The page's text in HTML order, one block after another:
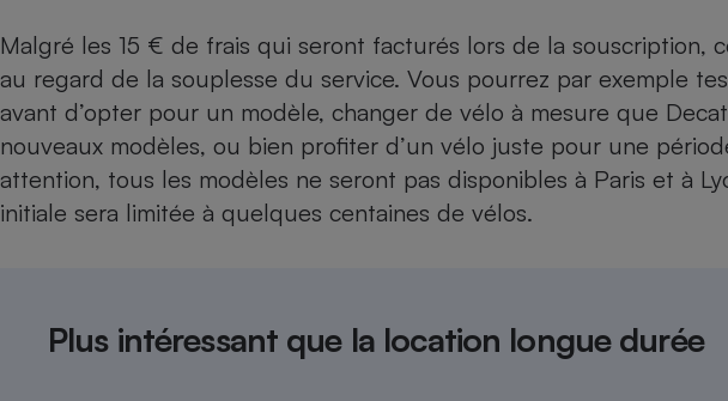
Malgré les 15 € de frais qui seront facturés lors de la souscription,
au regard de la souplesse du service. Vous pourrez par exemple
avant d’opter pour un modèle, changer de vélo à mesure que
nouveaux modèles, ou bien profiter d’un vélo juste pour une
attention, tous les modèles ne seront pas disponibles à Paris et à
initiale sera limitée à quelques centaines de vélos.
Plus intéressant que la location longue durée